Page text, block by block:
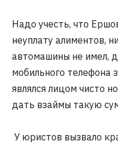
Надо учесть, что
неуплату алиментов,
автомашины не имел,
мобильного телефона
являлся лицом чисто
дать взаймы такую
У юристов вызвало